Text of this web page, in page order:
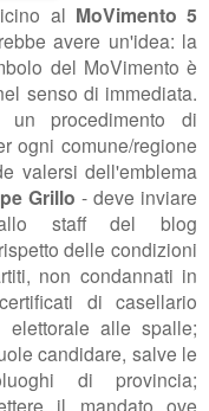
al MoVimento 5
avere un'idea: la
del MoVimento è
senso di immediata.
procedimento di
ogni comune/regione
valersi dell'emblema
Grillo - deve inviare
allo staff del blog
delle condizioni
non condannati in
di casellario
alle spalle;
candidare, salve le
di provincia;
il mandato ove